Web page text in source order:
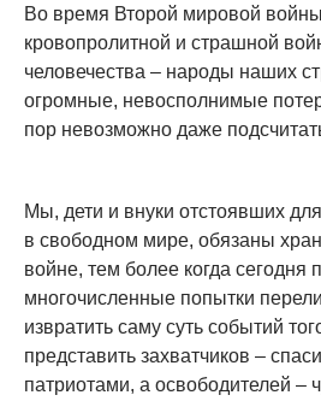
Во время Второй мировой
кровопролитной и страшной
человечества – народы наших
огромные, невосполнимые
пор невозможно даже
Мы, дети и внуки отстоявших
в свободном мире, обязаны
войне, тем более когда сегодня
многочисленные попытки
извратить саму суть событий
представить захватчиков –
патриотами, а освободителей –